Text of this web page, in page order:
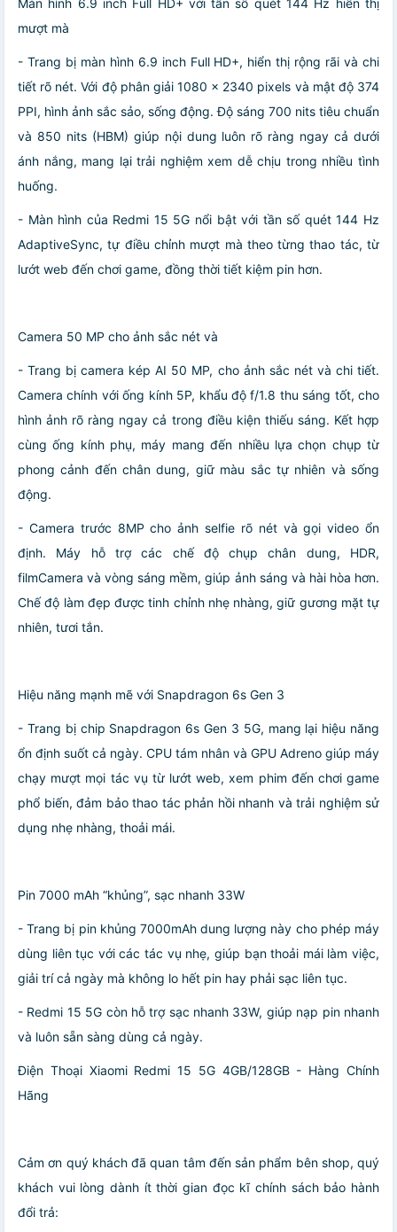
mượt mà
- Trang bị màn hình 6.9 inch Full HD+, hiển thị rộng rãi và chi
tiết rõ nét. Với độ phân giải 1080 × 2340 pixels và mật độ 374
PPI, hình ảnh sắc sảo, sống động. Độ sáng 700 nits tiêu chuẩn
và 850 nits (HBM) giúp nội dung luôn rõ ràng ngay cả dưới
ánh nắng, mang lại trải nghiệm xem dễ chịu trong nhiều tình
huống.
- Màn hình của Redmi 15 5G nổi bật với tần số quét 144 Hz
AdaptiveSync, tự điều chỉnh mượt mà theo từng thao tác, từ
lướt web đến chơi game, đồng thời tiết kiệm pin hơn.
Camera 50 MP cho ảnh sắc nét và
- Trang bị camera kép AI 50 MP, cho ảnh sắc nét và chi tiết.
Camera chính với ống kính 5P, khẩu độ f/1.8 thu sáng tốt, cho
hình ảnh rõ ràng ngay cả trong điều kiện thiếu sáng. Kết hợp
cùng ống kính phụ, máy mang đến nhiều lựa chọn chụp từ
phong cảnh đến chân dung, giữ màu sắc tự nhiên và sống
động.
- Camera trước 8MP cho ảnh selfie rõ nét và gọi video ổn
định. Máy hỗ trợ các chế độ chụp chân dung, HDR,
filmCamera và vòng sáng mềm, giúp ảnh sáng và hài hòa hơn.
Chế độ làm đẹp được tinh chỉnh nhẹ nhàng, giữ gương mặt tự
nhiên, tươi tắn.
Hiệu năng mạnh mẽ với Snapdragon 6s Gen 3
- Trang bị chip Snapdragon 6s Gen 3 5G, mang lại hiệu năng
ổn định suốt cả ngày. CPU tám nhân và GPU Adreno giúp máy
chạy mượt mọi tác vụ từ lướt web, xem phim đến chơi game
phổ biến, đảm bảo thao tác phản hồi nhanh và trải nghiệm sử
dụng nhẹ nhàng, thoải mái.
Pin 7000 mAh “khủng”, sạc nhanh 33W
- Trang bị pin khủng 7000mAh dung lượng này cho phép máy
dùng liên tục với các tác vụ nhẹ, giúp bạn thoải mái làm việc,
giải trí cả ngày mà không lo hết pin hay phải sạc liên tục.
- Redmi 15 5G còn hỗ trợ sạc nhanh 33W, giúp nạp pin nhanh
và luôn sẵn sàng dùng cả ngày.
Điện Thoại Xiaomi Redmi 15 5G 4GB/128GB - Hàng Chính
Hãng
Cảm ơn quý khách đã quan tâm đến sản phẩm bên shop, quý
khách vui lòng dành ít thời gian đọc kĩ chính sách bảo hành
đổi trả: